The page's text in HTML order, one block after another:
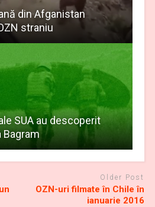
din Afganistan
straniu
SUA au descoperit
Older Post
OZN-uri filmate în Chile în
ianuarie 2016